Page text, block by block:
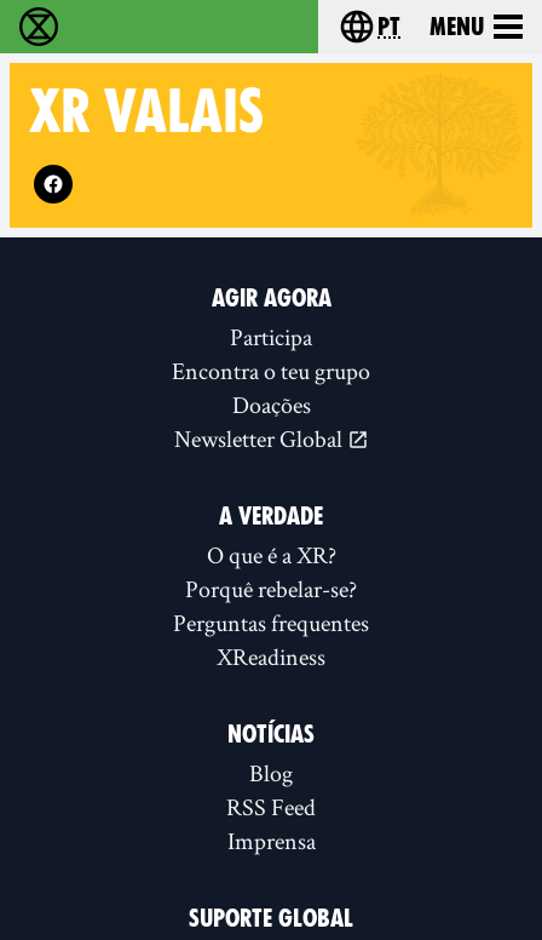
Extinction Rebellion - Home Choose your
pt Menu
XR VALAIS
Follow XR Valais on
AGIR AGORA
Participa
Encontra o teu grupo
Doações
Newsletter Global
A VERDADE
O que é a XR?
Porquê rebelar-se?
Perguntas frequentes
XReadiness
NOTÍCIAS
Blog
RSS Feed
Imprensa
SUPORTE GLOBAL